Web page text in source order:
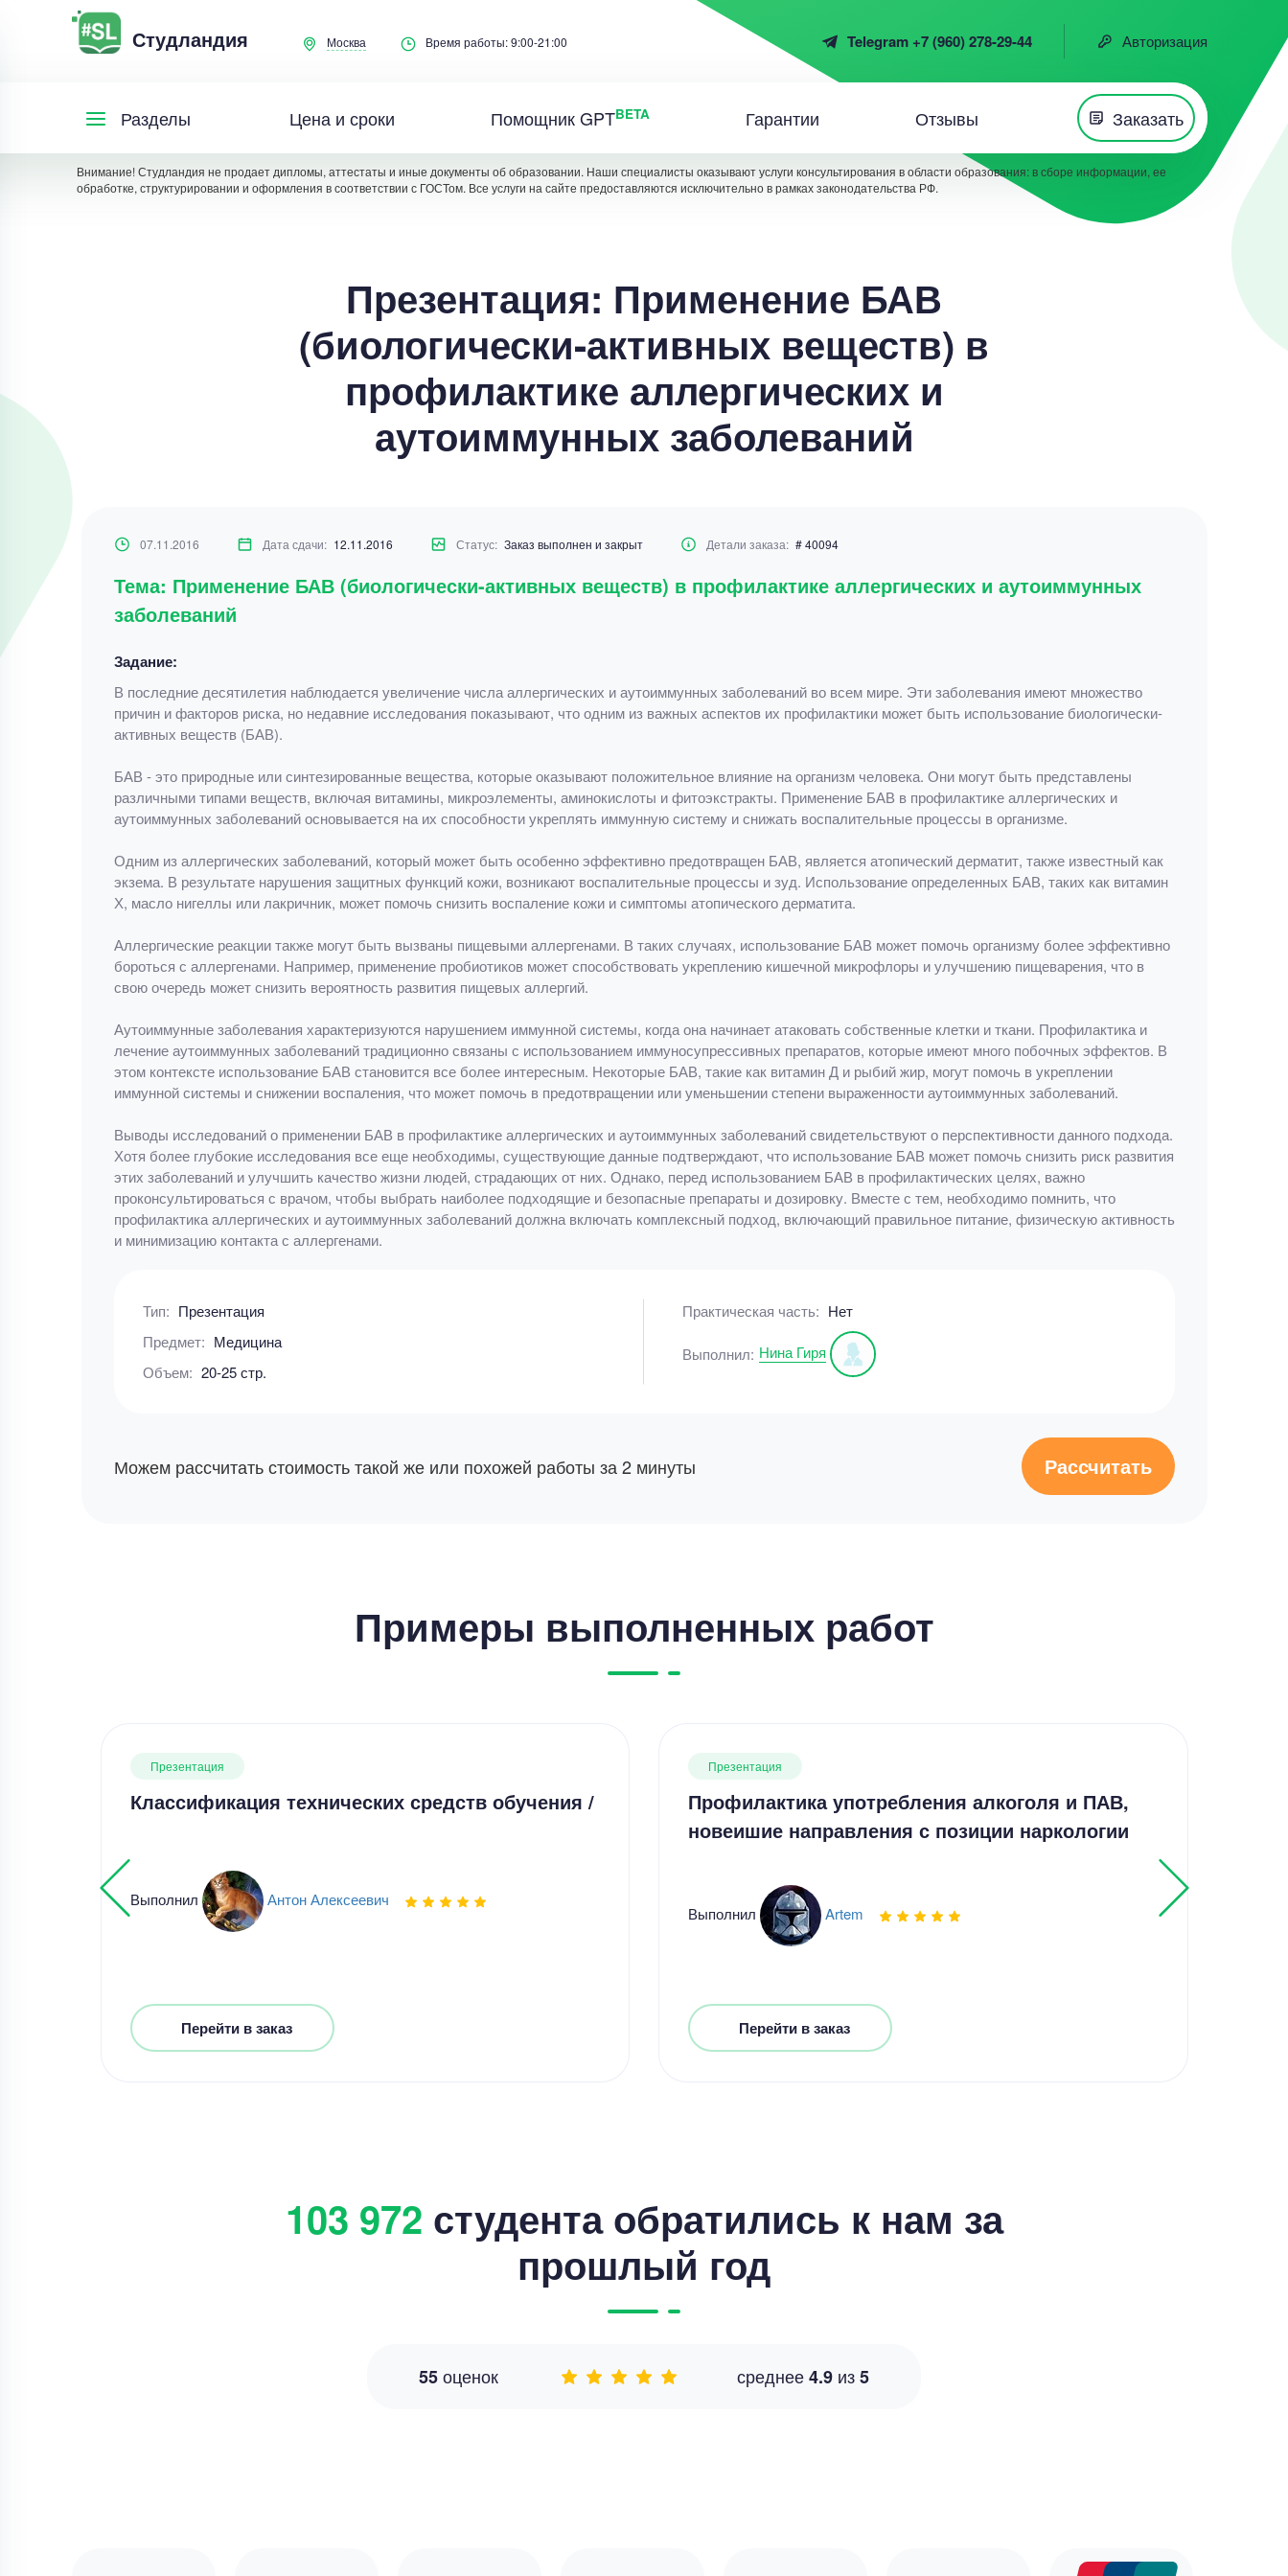
Студландия Москва Время работы: 9:00-21:00 Telegram +7 (960) 278-29-44 Авторизация
Разделы Цена и сроки Помощник GPTBETA Гарантии Отзывы Заказать
Внимание! Студландия не продает дипломы, аттестаты и иные документы об образовании. Наши специалисты оказывают услуги консультирования в области образования: в сборе информации, ее
обработке, структурировании и оформления в соответствии с ГОСТом. Все услуги на сайте предоставляются исключительно в рамках законодательства РФ.
Презентация: Применение БАВ
(биологически-активных веществ) в
профилактике аллергических и
аутоиммунных заболеваний
07.11.2016 Дата сдачи: 12.11.2016 Статус: Заказ выполнен и закрыт Детали заказа: # 40094
Тема: Применение БАВ (биологически-активных веществ) в профилактике аллергических и аутоиммунных
заболеваний
Задание:
В последние десятилетия наблюдается увеличение числа аллергических и аутоиммунных заболеваний во всем мире. Эти заболевания имеют множество
причин и факторов риска, но недавние исследования показывают, что одним из важных аспектов их профилактики может быть использование биологически-
активных веществ (БАВ).
БАВ - это природные или синтезированные вещества, которые оказывают положительное влияние на организм человека. Они могут быть представлены
различными типами веществ, включая витамины, микроэлементы, аминокислоты и фитоэкстракты. Применение БАВ в профилактике аллергических и
аутоиммунных заболеваний основывается на их способности укреплять иммунную систему и снижать воспалительные процессы в организме.
Одним из аллергических заболеваний, который может быть особенно эффективно предотвращен БАВ, является атопический дерматит, также известный как
экзема. В результате нарушения защитных функций кожи, возникают воспалительные процессы и зуд. Использование определенных БАВ, таких как витамин
Х, масло нигеллы или лакричник, может помочь снизить воспаление кожи и симптомы атопического дерматита.
Аллергические реакции также могут быть вызваны пищевыми аллергенами. В таких случаях, использование БАВ может помочь организму более эффективно
бороться с аллергенами. Например, применение пробиотиков может способствовать укреплению кишечной микрофлоры и улучшению пищеварения, что в
свою очередь может снизить вероятность развития пищевых аллергий.
Аутоиммунные заболевания характеризуются нарушением иммунной системы, когда она начинает атаковать собственные клетки и ткани. Профилактика и
лечение аутоиммунных заболеваний традиционно связаны с использованием иммуносупрессивных препаратов, которые имеют много побочных эффектов. В
этом контексте использование БАВ становится все более интересным. Некоторые БАВ, такие как витамин Д и рыбий жир, могут помочь в укреплении
иммунной системы и снижении воспаления, что может помочь в предотвращении или уменьшении степени выраженности аутоиммунных заболеваний.
Выводы исследований о применении БАВ в профилактике аллергических и аутоиммунных заболеваний свидетельствуют о перспективности данного подхода.
Хотя более глубокие исследования все еще необходимы, существующие данные подтверждают, что использование БАВ может помочь снизить риск развития
этих заболеваний и улучшить качество жизни людей, страдающих от них. Однако, перед использованием БАВ в профилактических целях, важно
проконсультироваться с врачом, чтобы выбрать наиболее подходящие и безопасные препараты и дозировку. Вместе с тем, необходимо помнить, что
профилактика аллергических и аутоиммунных заболеваний должна включать комплексный подход, включающий правильное питание, физическую активность
и минимизацию контакта с аллергенами.
Тип: Презентация
Предмет: Медицина
Объем: 20-25 стр.
Практическая часть: Нет
Выполнил: Нина Гиря
Можем рассчитать стоимость такой же или похожей работы за 2 минуты Рассчитать
Примеры выполненных работ
Презентация
Классификация технических средств обучения /
Выполнил Антон Алексеевич
Перейти в заказ
Презентация
Профилактика употребления алкоголя и ПАВ,
новеишие направления с позиции наркологии
Выполнил Artem
Перейти в заказ
103 972 студента обратились к нам за
прошлый год
55оценок среднее4.9 из5